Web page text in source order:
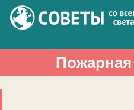
Пожарная